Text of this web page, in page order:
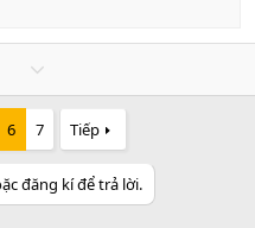
o
w
n
v
o
6 7 Tiếp
đăng kí để trả lời.